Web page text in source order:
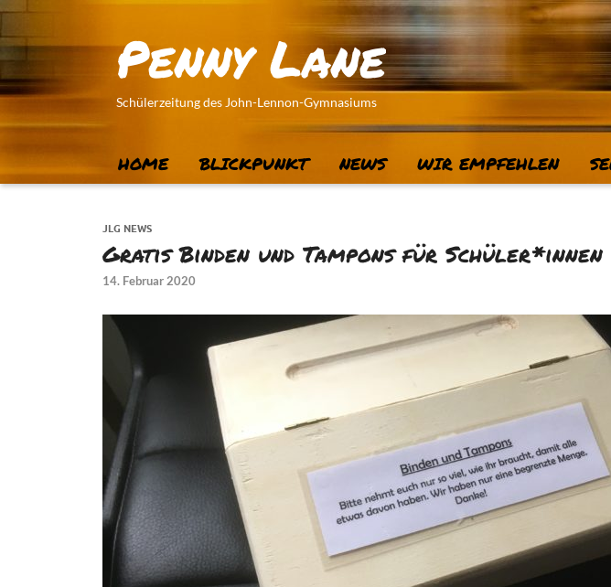
Penny Lane
Schülerzeitung des John-Lennon-Gymnasiums
HOME BLICKPUNKT NEWS WIR EMPFEHLEN
JLG NEWS
Gratis Binden und Tampons für Schüler*innen
14. Februar 2020